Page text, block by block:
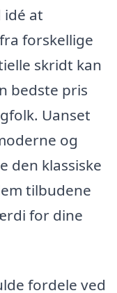
idé at
forskellige
skridt kan
bedste pris
Uanset
og
den klassiske
tilbudene
for dine
fordele ved